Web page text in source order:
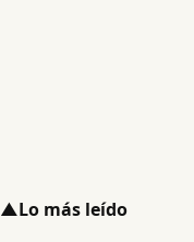
▲Lo más leído